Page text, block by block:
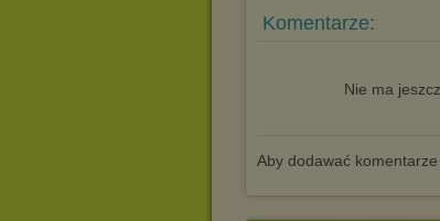
Komentarze:
Nie ma
Aby dodawać